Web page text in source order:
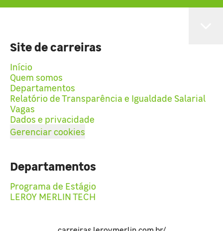
Site de carreiras
Início
Quem somos
Departamentos
Relatório de Transparência e Igualdade Salarial
Vagas
Dados e privacidade
Gerenciar cookies
Departamentos
Programa de Estágio
LEROY MERLIN TECH